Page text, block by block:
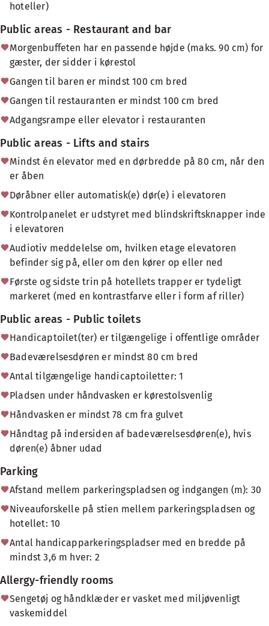
hoteller)
Public areas - Restaurant and bar
Morgenbuffeten har en passende højde (maks. 90 cm) for
gæster, der sidder i kørestol
Gangen til baren er mindst 100 cm bred
Gangen til restauranten er mindst 100 cm bred
Adgangsrampe eller elevator i restauranten
Public areas - Lifts and stairs
Mindst én elevator med en dørbredde på 80 cm, når den
er åben
Døråbner eller automatisk(e) dør(e) i elevatoren
Kontrolpanelet er udstyret med blindskriftsknapper inde
i elevatoren
Audiotiv meddelelse om, hvilken etage elevatoren
befinder sig på, eller om den kører op eller ned
Første og sidste trin på hotellets trapper er tydeligt
markeret (med en kontrastfarve eller i form af riller)
Public areas - Public toilets
Handicaptoilet(ter) er tilgængelige i offentlige områder
Badeværelsesdøren er mindst 80 cm bred
Antal tilgængelige handicaptoiletter: 1
Pladsen under håndvasken er kørestolsvenlig
Håndvasken er mindst 78 cm fra gulvet
Håndtag på indersiden af badeværelsesdøren(e), hvis
døren(e) åbner udad
Parking
Afstand mellem parkeringspladsen og indgangen (m): 30
Niveauforskelle på stien mellem parkeringspladsen og
hotellet: 10
Antal handicapparkeringspladser med en bredde på
mindst 3,6 m hver: 2
Allergy-friendly rooms
Sengetøj og håndklæder er vasket med miljøvenligt
vaskemiddel